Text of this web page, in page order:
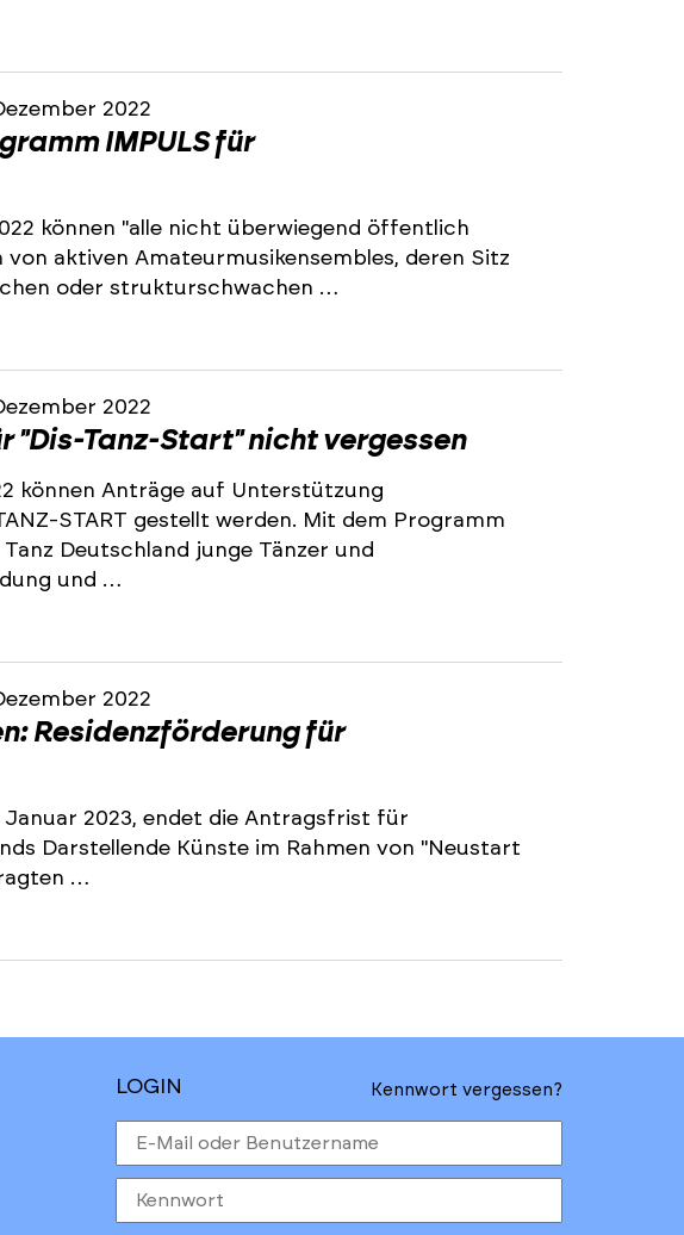
2022
IMPULS für
können "alle nicht überwiegend öffentlich
aktiven Amateurmusikensembles, deren Sitz
oder strukturschwachen …
2022
"Dis-Tanz-Start" nicht vergessen
können Anträge auf Unterstützung
START gestellt werden. Mit dem Programm
Deutschland junge Tänzer und
und …
2022
Residenzförderung für
Januar 2023, endet die Antragsfrist für
Darstellende Künste im Rahmen von "Neustart
…
LOGIN Kennwort vergessen?